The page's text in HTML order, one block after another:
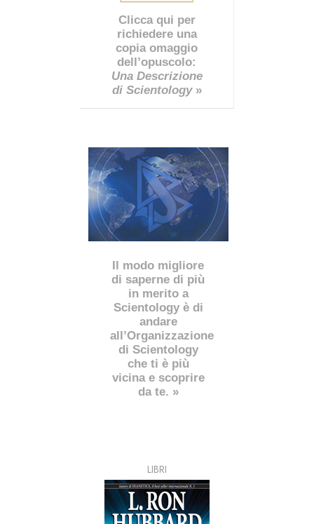
Clicca qui per
richiedere una
copia omaggio
dell’opuscolo:
Una Descrizione
di Scientology»
Il modo migliore
di saperne di più
in merito a
Scientology è di
andare
all’Organizzazione
di Scientology
che ti è più
vicina e scoprire
da te. »
LIBRI